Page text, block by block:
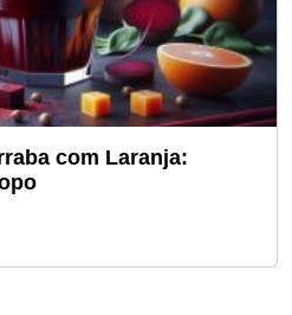
com Laranja: